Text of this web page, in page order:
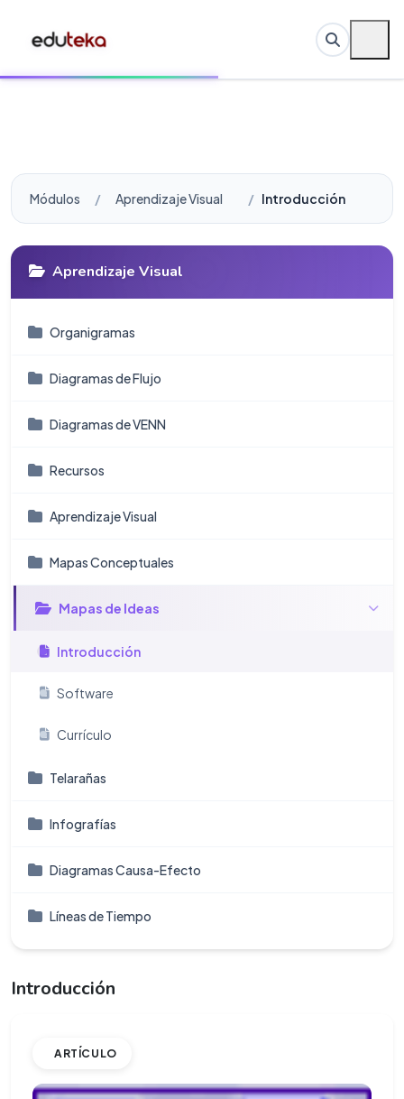
Módulos Aprendizaje Visual Introducción
Aprendizaje Visual
Organigramas
Diagramas de Flujo
Diagramas de VENN
Recursos
Aprendizaje Visual
Mapas Conceptuales
Mapas de Ideas
Introducción
Software
Currículo
Telarañas
Infografí­as
Diagramas Causa-Efecto
Líneas de Tiempo
Introducción
ARTÍCULO